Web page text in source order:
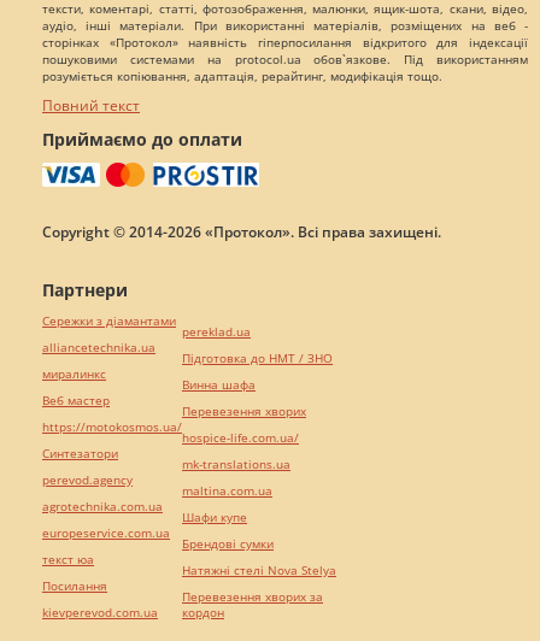
тексти, коментарі, статті, фотозображення, малюнки, ящик-шота, скани, відео,
аудіо, інші матеріали. При використанні матеріалів, розміщених на веб -
сторінках «Протокол» наявність гіперпосилання відкритого для індексації
пошуковими системами на protocol.ua обов`язкове. Під використанням
розуміється копіювання, адаптація, рерайтинг, модифікація тощо.
Повний текст
Приймаємо до оплати
Copyright © 2014-2026 «Протокол». Всі права захищені.
Партнери
Сережки з діамантами
alliancetechnika.ua
миралинкс
Веб мастер
https://motokosmos.ua/
Синтезатори
perevod.agency
agrotechnika.com.ua
europeservice.com.ua
текст юа
Посилання
kievperevod.com.ua
pereklad.ua
Підготовка до НМТ / ЗНО
Винна шафа
Перевезення хворих
hospice-life.com.ua/
mk-translations.ua
maltina.com.ua
Шафи купе
Брендові сумки
Натяжні стелі Nova Stelya
Перевезення хворих за
кордон